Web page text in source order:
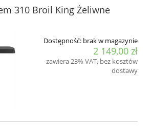
310 Broil King Żeliwne
Dostępność: brak w magazynie
2 149,00 zł
zawiera 23% VAT, bez kosztów
dostawy